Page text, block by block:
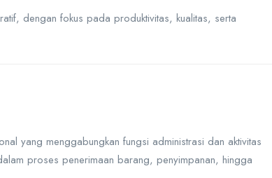
dengan fokus pada produktivitas, kualitas, serta
yang menggabungkan fungsi administrasi dan aktivitas
proses penerimaan barang, penyimpanan, hingga